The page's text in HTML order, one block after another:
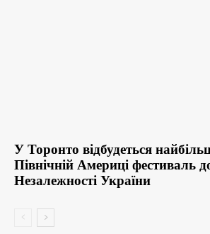
У Торонто відбудеться
Північній Америці фестиваль
Незалежності України